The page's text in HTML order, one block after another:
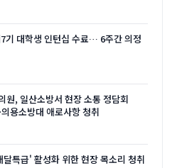
기 대학생 인턴십 수료… 6주간 의정
원, 일산소방서 현장 소통 정담회
용소방대 애로사항 청취
특급' 활성화 위한 현장 목소리 청취